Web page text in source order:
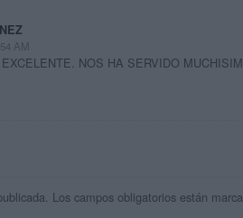
AM
NOS HA SERVIDO
Los campos obligatorios están